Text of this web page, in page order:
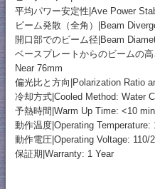
平均パワー安定性|Ave Power
ビーム発散（全角）|Beam
開口部でのビーム径|Beam
ベースプレートからのビームの
Near 76mm
偏光比と方向|Polarization Ratio
冷却方式|Cooled Method: Water
予熱時間|Warm Up Time: <10
動作温度|Operating
動作電圧|Operating Voltage: 110/
保証期|Warranty: 1 Year